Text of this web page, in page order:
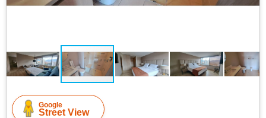
Google
Street View